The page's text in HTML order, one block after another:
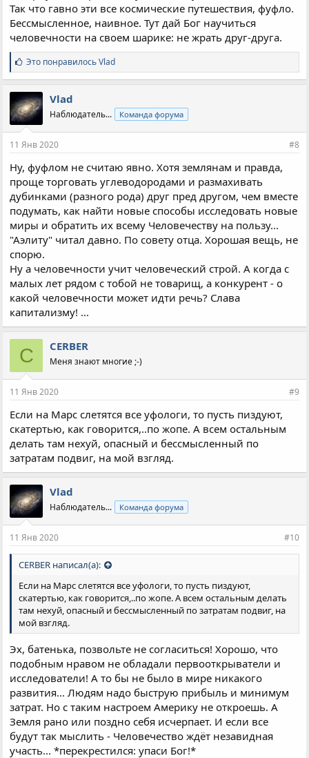
Так что гавно эти все космические путешествия, фуфло.
Бессмысленное, наивное. Тут дай Бог научиться
человечности на своем шарике: не жрать друг-друга.
С
и
м
п
а
т
и
:
Это понравилосьVlad
Vlad
Наблюдатель... Команда форума
11 Янв 2020 #8
Ну, фуфлом не считаю явно. Хотя землянам и правда,
проще торговать углеводородами и размахивать
дубинками (разного рода) друг пред другом, чем вместе
подумать, как найти новые способы исследовать новые
миры и обратить их всему Человечеству на пользу...
"Аэлиту" читал давно. По совету отца. Хорошая вещь, не
спорю.
Ну а человечности учит человеческий строй. А когда с
малых лет рядом с тобой не товарищ, а конкурент - о
какой человечности может идти речь? Слава
капитализму! ...
C CERBER
Меня знают многие ;-)
11 Янв 2020 #9
Если на Марс слетятся все уфологи, то пусть пиздуют,
скатертью, как говорится,..по жопе. А всем остальным
делать там нехуй, опасный и бессмысленный по
затратам подвиг, на мой взгляд.
Vlad
Наблюдатель... Команда форума
11 Янв 2020 #10
CERBER написал(а):
Если на Марс слетятся все уфологи, то пусть пиздуют,
скатертью, как говорится,..по жопе. А всем остальным делать
там нехуй, опасный и бессмысленный по затратам подвиг, на
мой взгляд.
Эх, батенька, позвольте не согласиться! Хорошо, что
подобным нравом не обладали первооткрыватели и
исследователи! А то бы не было в мире никакого
развития... Людям надо быструю прибыль и минимум
затрат. Но с таким настроем Америку не откроешь. А
Земля рано или поздно себя исчерпает. И если все
будут так мыслить - Человечество ждёт незавидная
участь... *перекрестился: упаси Бог!*